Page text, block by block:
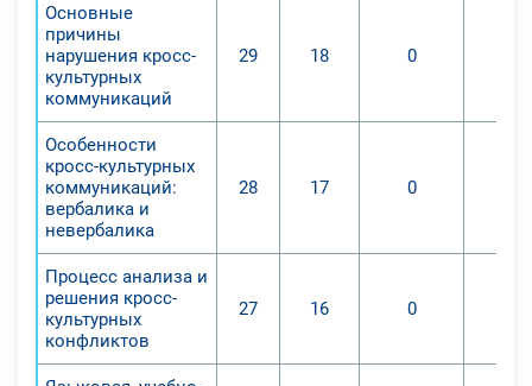
Основные
причины
нарушения кросс-
культурных
коммуникаций
29 18 0
Особенности
кросс-культурных
коммуникаций:
вербалика и
невербалика
28 17 0
Процесс анализа и
решения кросс-
культурных
конфликтов
27 16 0